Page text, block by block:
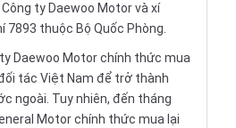
ty Daewoo Motor và xí
7893 thuộc Bộ Quốc Phòng.
Daewoo Motor chính thức mua
tác Việt Nam để trở thành
ngoài. Tuy nhiên, đến tháng
Motor chính thức mua lại